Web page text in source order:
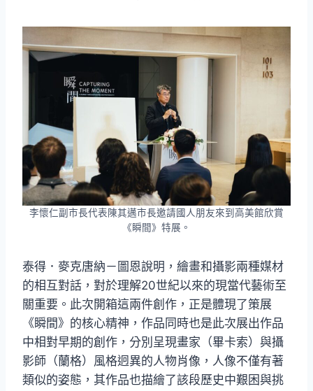
李懷仁副市長代表陳其邁市長邀請國人朋友來到高美館欣賞
《瞬間》特展。
泰得．麥克唐納－圖恩說明，繪畫和攝影兩種媒材
的相互對話，對於理解20世紀以來的現當代藝術至
關重要。此次開箱這兩件創作，正是體現了策展
《瞬間》的核心精神，作品同時也是此次展出作品
中相對早期的創作，分別呈現畫家（畢卡索）與攝
影師（蘭格）風格迥異的人物肖像，人像不僅有著
類似的姿態，其作品也描繪了該段歷史中艱困與挑